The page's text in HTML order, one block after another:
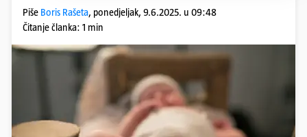
Piše Boris Rašeta, ponedjeljak, 9.6.2025. u 09:48
Čitanje članka: 1 min